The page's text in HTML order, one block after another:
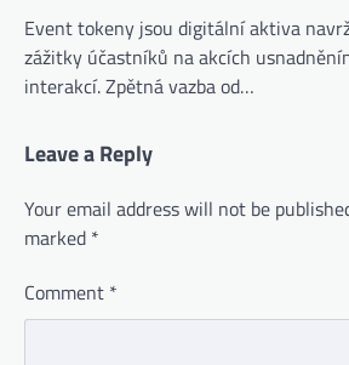
Event tokeny jsou digitální aktiva
zážitky účastníků na akcích
interakcí. Zpětná vazba od…
Leave a Reply
Your email address will not be
marked *
Comment *